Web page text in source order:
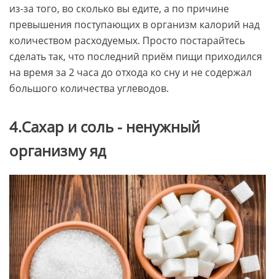
из-за того, во сколько вы едите, а по причине
превышения поступающих в организм калорий над
количеством расходуемых. Просто постарайтесь
сделать так, что последний приём пищи приходился
на время за 2 часа до отхода ко сну и не содержал
большого количества углеводов.
4.Сахар и соль - ненужный
организму яд